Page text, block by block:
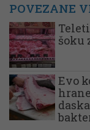
POVEZANE
šoku
Evo